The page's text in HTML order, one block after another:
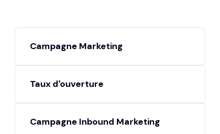
Campagne Marketing
Taux d'ouverture
Campagne Inbound Marketing